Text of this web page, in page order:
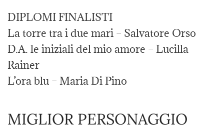
DIPLOMI FINALISTI
La torre tra i due mari – Salvatore Orso
D.A. le iniziali del mio amore – Lucilla
Rainer
L’ora blu – Maria Di Pino
MIGLIOR PERSONAGGIO